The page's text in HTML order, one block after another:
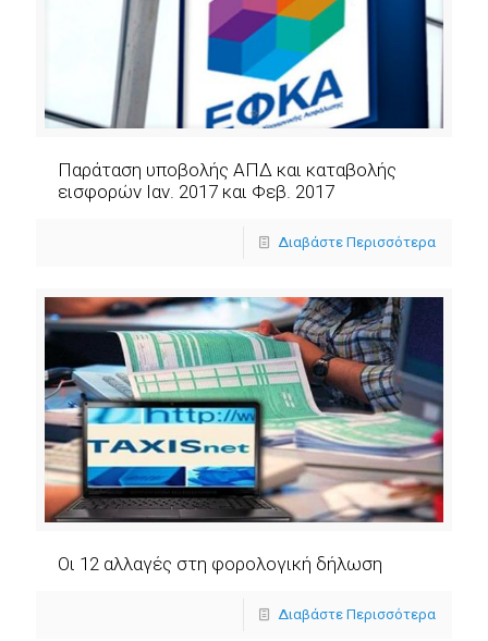
Παράταση υποβολής ΑΠΔ και καταβολής
εισφορών Ιαν. 2017 και Φεβ. 2017
Διαβάστε Περισσότερα
Οι 12 αλλαγές στη φορολογική δήλωση
Διαβάστε Περισσότερα